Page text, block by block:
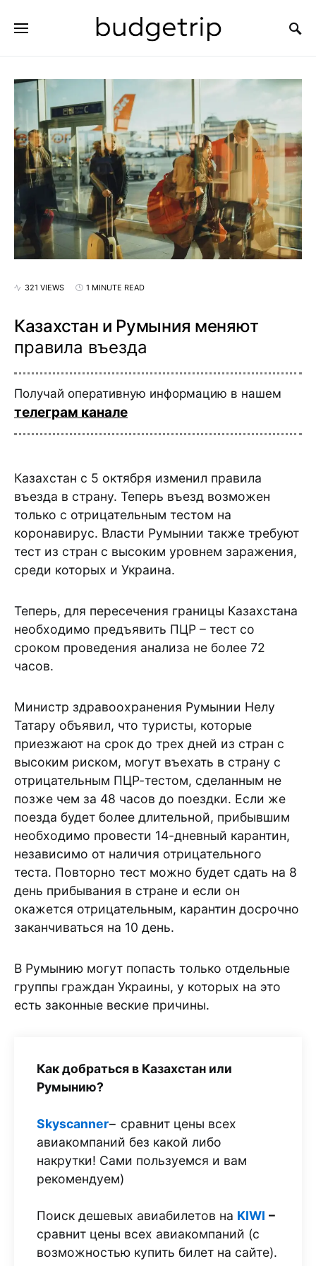
321 VIEWS 1 MINUTE READ
Казахстан и Румыния меняют
правила въезда
Получай оперативную информацию в нашем
телеграм канале
Казахстан с 5 октября изменил правила
въезда в страну. Теперь въезд возможен
только с отрицательным тестом на
коронавирус. Власти Румынии также требуют
тест из стран с высоким уровнем заражения,
среди которых и Украина.
Теперь, для пересечения границы Казахстана
необходимо предъявить ПЦР – тест со
сроком проведения анализа не более 72
часов.
Министр здравоохранения Румынии Нелу
Татару объявил, что туристы, которые
приезжают на срок до трех дней из стран с
высоким риском, могут въехать в страну с
отрицательным ПЦР-тестом, сделанным не
позже чем за 48 часов до поездки. Если же
поезда будет более длительной, прибывшим
необходимо провести 14-дневный карантин,
независимо от наличия отрицательного
теста. Повторно тест можно будет сдать на 8
день прибывания в стране и если он
окажется отрицательным, карантин досрочно
заканчиваться на 10 день.
В Румынию могут попасть только отдельные
группы граждан Украины, у которых на это
есть законные веские причины.
Как добраться в Казахстан или
Румынию?
Skyscanner– сравнит цены всех
авиакомпаний без какой либо
накрутки! Сами пользуемся и вам
рекомендуем)
Поиск дешевых авиабилетов на KIWI –
сравнит цены всех авиакомпаний (с
возможностью купить билет на сайте).